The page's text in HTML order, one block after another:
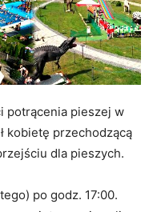
potrącenia pieszej w
kobietę przechodzącą
dla pieszych.
po godz. 17:00.